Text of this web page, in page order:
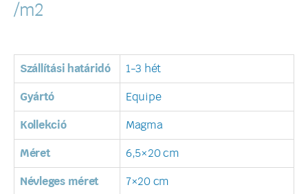
/m2
Szállítási határidó 1-3 hét
Gyártó Equipe
Kollekció Magma
Méret 6,5×20 cm
Névleges méret 7×20 cm